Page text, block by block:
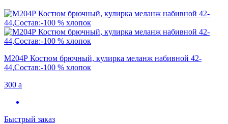
М204Р Костюм брючный, кулирка меланж набивной 42-
44,Состав:-100 % хлопок
300 a
Быстрый заказ